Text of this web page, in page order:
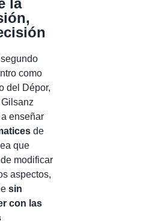
la
como
del Dépor,
enseñar
de
que
modificar
aspectos,
sin
con las